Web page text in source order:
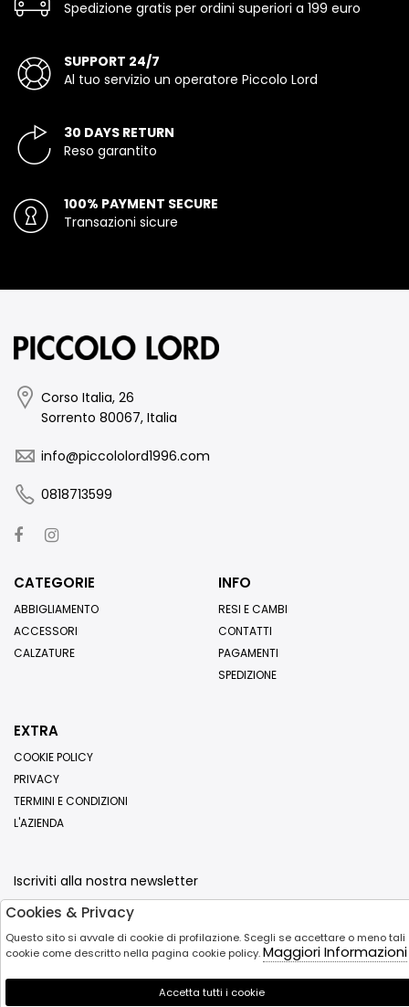
Spedizione gratis per ordini superiori a 199 euro
SUPPORT 24/7
Al tuo servizio un operatore Piccolo Lord
30 DAYS RETURN
Reso garantito
100% PAYMENT SECURE
Transazioni sicure
Corso Italia, 26
Sorrento 80067, Italia
info@piccololord1996.com
0818713599
CATEGORIE
ABBIGLIAMENTO
ACCESSORI
CALZATURE
INFO
RESI E CAMBI
CONTATTI
PAGAMENTI
SPEDIZIONE
EXTRA
COOKIE POLICY
PRIVACY
TERMINI E CONDIZIONI
L'AZIENDA
Iscriviti alla nostra newsletter
Cookies & Privacy
Questo sito si avvale di cookie di profilazione. Scegli se accettare o meno tali
cookie come descritto nella pagina cookie policy.Maggiori Informazioni
Accetta tutti i cookie